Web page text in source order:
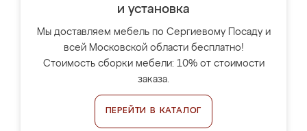
и установка
Мы доставляем мебель по Сергиевому Посаду и
всей Московской области бесплатно!
Стоимость сборки мебели: 10% от стоимости
заказа.
ПЕРЕЙТИ В КАТАЛОГ